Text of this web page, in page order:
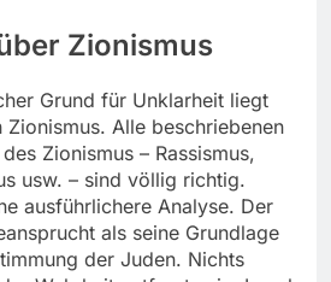
Zionismus
Grund für Unklarheit liegt
Zionismus. Alle beschriebenen
Zionismus – Rassismus,
usw. – sind völlig richtig.
ausführlichere Analyse. Der
als seine Grundlage
der Juden. Nichts